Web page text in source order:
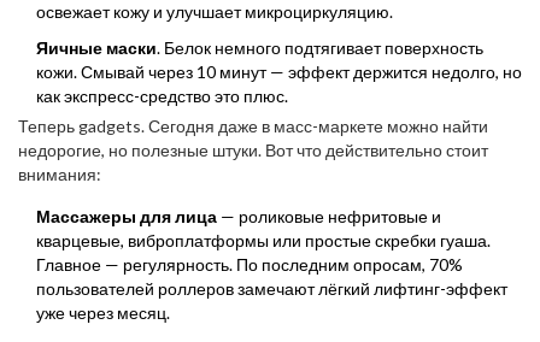
освежает кожу и улучшает микроциркуляцию.
Яичные маски. Белок немного подтягивает поверхность
кожи. Смывай через 10 минут — эффект держится недолго, но
как экспресс-средство это плюс.
Теперь gadgets. Сегодня даже в масс-маркете можно найти
недорогие, но полезные штуки. Вот что действительно стоит
внимания:
Массажеры для лица — роликовые нефритовые и
кварцевые, виброплатформы или простые скребки гуаша.
Главное — регулярность. По последним опросам, 70%
пользователей роллеров замечают лёгкий лифтинг-эффект
уже через месяц.